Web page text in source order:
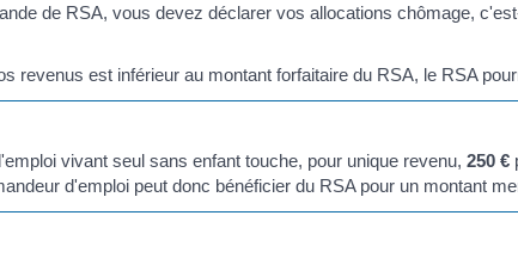
de RSA, vous devez déclarer vos allocations chômage,
revenus est inférieur au montant forfaitaire du RSA, le RSA
vivant seul sans enfant touche, pour unique revenu,250 €
d'emploi peut donc bénéficier du RSA pour un montant